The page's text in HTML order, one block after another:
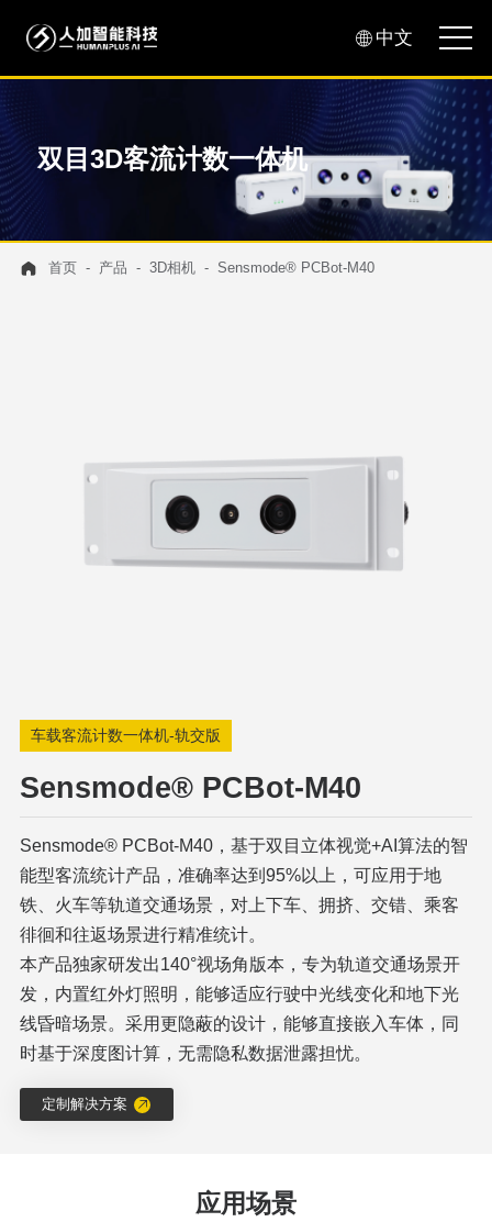
中文
双目3D客流计数一体机
首页 产品 3D相机 Sensmode® PCBot-M40
车载客流计数一体机-轨交版
Sensmode® PCBot-M40
Sensmode® PCBot-M40，基于双目立体视觉+AI算法的智
能型客流统计产品，准确率达到95%以上，可应用于地
铁、火车等轨道交通场景，对上下车、拥挤、交错、乘客
徘徊和往返场景进行精准统计。
本产品独家研发出140°视场角版本，专为轨道交通场景开
发，内置红外灯照明，能够适应行驶中光线变化和地下光
线昏暗场景。采用更隐蔽的设计，能够直接嵌入车体，同
时基于深度图计算，无需隐私数据泄露担忧。
定制解决方案
应用场景